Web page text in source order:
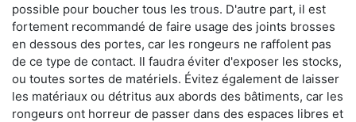
possible pour boucher tous les trous. D'autre part, il est
fortement recommandé de faire usage des joints brosses
en dessous des portes, car les rongeurs ne raffolent pas
de ce type de contact. Il faudra éviter d'exposer les stocks,
ou toutes sortes de matériels. Évitez également de laisser
les matériaux ou détritus aux abords des bâtiments, car les
rongeurs ont horreur de passer dans des espaces libres et